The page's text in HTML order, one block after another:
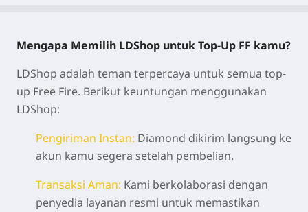
Mengapa Memilih LDShop untuk Top-Up FF kamu?
LDShop adalah teman terpercaya untuk semua top-
up Free Fire. Berikut keuntungan menggunakan
LDShop:
Pengiriman Instan: Diamond dikirim langsung ke
akun kamu segera setelah pembelian.
Transaksi Aman: Kami berkolaborasi dengan
penyedia layanan resmi untuk memastikan